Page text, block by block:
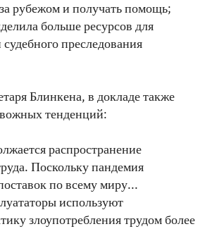
рубежом и получать помощь;
больше ресурсов для
преследования
Блинкена, в докладе также
тенденций:
распространение
Поскольку пандемия
по всему миру...
используют
злоупотребления трудом более